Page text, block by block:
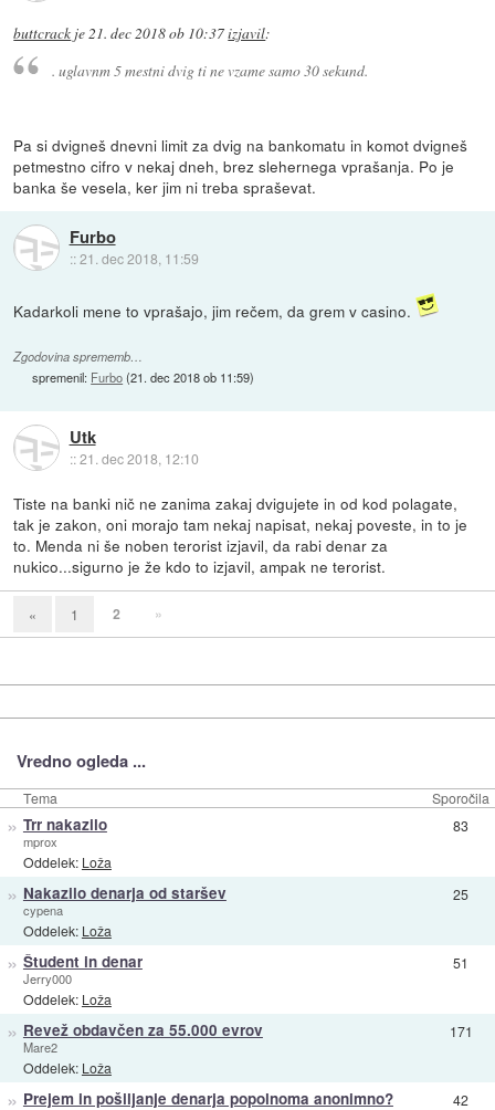
buttcrack je21. dec 2018 ob 10:37izjavil:
. uglavnm 5 mestni dvig ti ne vzame samo 30 sekund.
Pa si dvigneš dnevni limit za dvig na bankomatu in komot dvigneš
petmestno cifro v nekaj dneh, brez slehernega vprašanja. Po je
banka še vesela, ker jim ni treba spraševat.
Furbo
::21. dec 2018, 11:59
Kadarkoli mene to vprašajo, jim rečem, da grem v casino.
Zgodovina sprememb…
spremenil: Furbo(21. dec 2018 ob 11:59)
Utk
::21. dec 2018, 12:10
Tiste na banki nič ne zanima zakaj dvigujete in od kod polagate,
tak je zakon, oni morajo tam nekaj napisat, nekaj poveste, in to je
to. Menda ni še noben terorist izjavil, da rabi denar za
nukico...sigurno je že kdo to izjavil, ampak ne terorist.
« 1 2 »
Vredno ogleda ...
Tema Sporočila
» Trr nakazilo
mprox
Oddelek: Loža
83
» Nakazilo denarja od staršev
cypena
Oddelek: Loža
25
» Študent in denar
Jerry000
Oddelek: Loža
51
» Revež obdavčen za 55.000 evrov
Mare2
Oddelek: Loža
171
» Prejem in pošiljanje denarja popolnoma anonimno? 42